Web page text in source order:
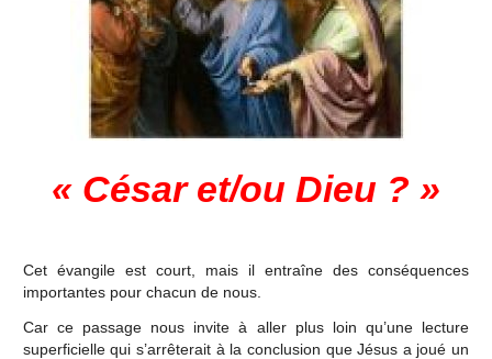
« César et/ou Dieu ? »
Cet évangile est court, mais il entraîne des conséquences
importantes pour chacun de nous.
Car ce passage nous invite à aller plus loin qu’une lecture
superficielle qui s’arrêterait à la conclusion que Jésus a joué un